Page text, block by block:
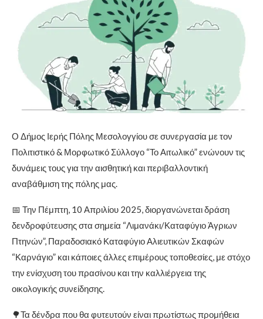
Ο Δήμος Ιερής Πόλης Μεσολογγίου σε συνεργασία με τον
Πολιτιστικό & Μορφωτικό Σύλλογο “Το Αιτωλικό” ενώνουν τις
δυνάμεις τους για την αισθητική και περιβαλλοντική
αναβάθμιση της πόλης μας.
📅 Την Πέμπτη, 10 Απριλίου 2025, διοργανώνεται δράση
δενδροφύτευσης στα σημεία “Λιμανάκι/Καταφύγιο Άγριων
Πτηνών”, Παραδοσιακό Καταφύγιο Αλιευτικών Σκαφών
“Καρνάγιο” και κάποιες άλλες επιμέρους τοποθεσίες, με στόχο
την ενίσχυση του πρασίνου και την καλλιέργεια της
οικολογικής συνείδησης.
🌳Τα δένδρα που θα φυτευτούν είναι πρωτίστως προμήθεια